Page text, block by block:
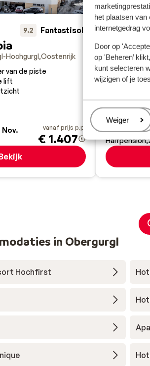
het plaatsen van
internetgedrag
Door op
op 'Beheren’
kunt selecteren
wijzigen of je
Beheren
Weiger
9.2 Fantastisch
Hochgurgl Oostenrijk
van de piste
lift
Nov.
vanaf prijs p.p.
€ 1.407
The
Obergurgl
Spa met
Goed
Perfecte
Za 28 Nov. -
Halfpension
in Obergurgl
Hochfirst